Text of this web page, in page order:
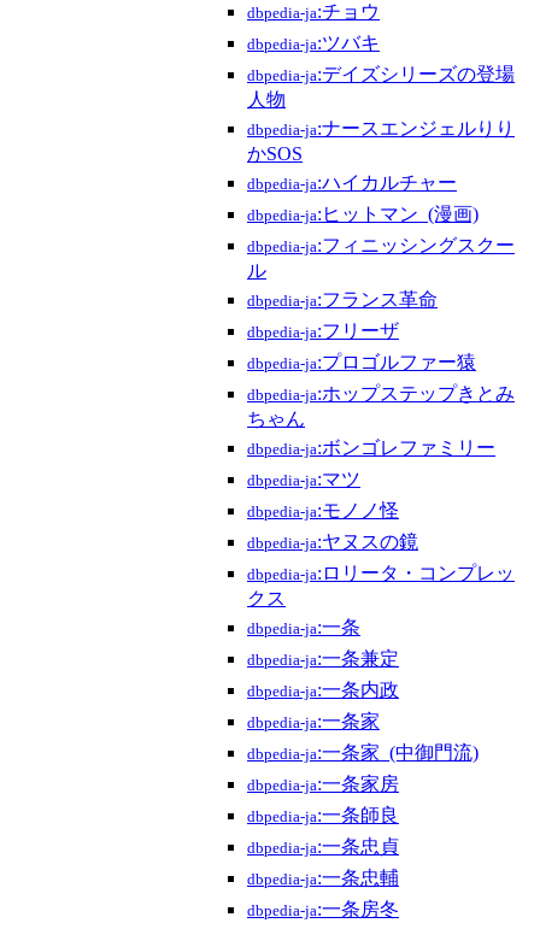
dbpedia-ja:チョウ
dbpedia-ja:ツバキ
dbpedia-ja:デイズシリーズの登場
人物
dbpedia-ja:ナースエンジェルりり
かSOS
dbpedia-ja:ハイカルチャー
dbpedia-ja:ヒットマン_(漫画)
dbpedia-ja:フィニッシングスクー
ル
dbpedia-ja:フランス革命
dbpedia-ja:フリーザ
dbpedia-ja:プロゴルファー猿
dbpedia-ja:ホップステップきとみ
ちゃん
dbpedia-ja:ボンゴレファミリー
dbpedia-ja:マツ
dbpedia-ja:モノノ怪
dbpedia-ja:ヤヌスの鏡
dbpedia-ja:ロリータ・コンプレッ
クス
dbpedia-ja:一条
dbpedia-ja:一条兼定
dbpedia-ja:一条内政
dbpedia-ja:一条家
dbpedia-ja:一条家_(中御門流)
dbpedia-ja:一条家房
dbpedia-ja:一条師良
dbpedia-ja:一条忠貞
dbpedia-ja:一条忠輔
dbpedia-ja:一条房冬